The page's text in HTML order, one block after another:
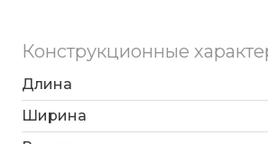
Конструкционные
Длина
Ширина